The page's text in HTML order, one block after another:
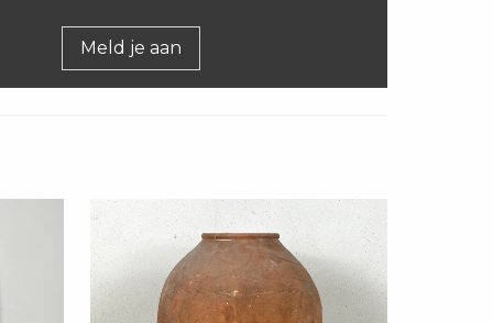
Meld je aan